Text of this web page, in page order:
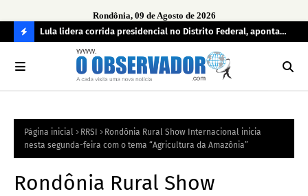
Rondônia, 09 de Agosto de 2026
O
R
Lula lidera corrida presidencial no Distrito Federal, aponta
pesquisa; Flávio Bolsonaro aparece em segundo
Página inicial RRSI
Rondônia Rural Show Internacional inicia
nesta segunda-feira com o tema “Agricultura da Amazônia”
Rondônia Rural Show